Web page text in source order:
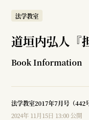
法学教室
道垣内弘人『
Book Information
法学教室2017年7月号（442
2024年 11月15日 13:00 公開